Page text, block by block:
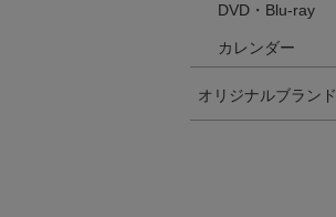
DVD・Blu-ray
カレンダー
オリジナルブランド